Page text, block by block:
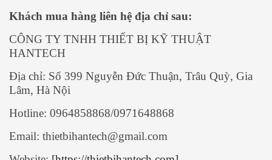
Khách mua hàng liên hệ địa chỉ sau:
CÔNG TY TNHH THIẾT BỊ KỸ THUẬT
HANTECH
Địa chỉ: Số 399 Nguyễn Đức Thuận, Trâu Quỳ, Gia
Lâm, Hà Nội
Hotline: 0964858868/0971648868
Email: thietbihantech@gmail.com